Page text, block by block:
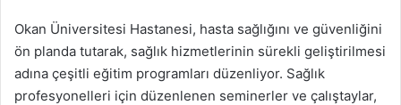
Okan Üniversitesi Hastanesi, hasta sağlığını ve güvenliğini
ön planda tutarak, sağlık hizmetlerinin sürekli geliştirilmesi
adına çeşitli eğitim programları düzenliyor. Sağlık
profesyonelleri için düzenlenen seminerler ve çalıştaylar,